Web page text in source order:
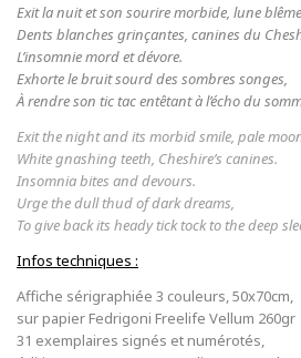
Exit la nuit et son sourire morbide, lune
Dents blanches grinçantes, canines du
L’insomnie mord et dévore.
Exhorte le bruit sourd des sombres songes,
À rendre son tic tac entêtant à l’écho du
Exit the night and its morbid smile, pale
White gnashing teeth, Cheshire’s canines.
Insomnia bites and devours.
Urge the dull thud of dark dreams,
To give back its heady tick tock to the deep
Infos techniques :
Affiche sérigraphiée 3 couleurs, 50x70cm,
sur papier Fedrigoni Freelife Vellum 260gr
31 exemplaires signés et numérotés,